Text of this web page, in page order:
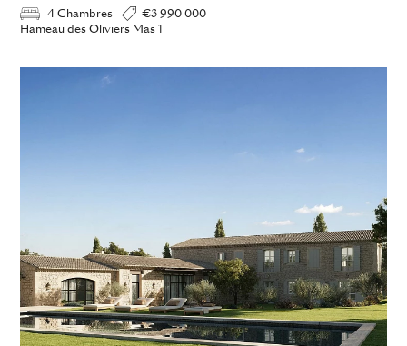
4 Chambres
€3 990 000
Hameau des Oliviers Mas 1